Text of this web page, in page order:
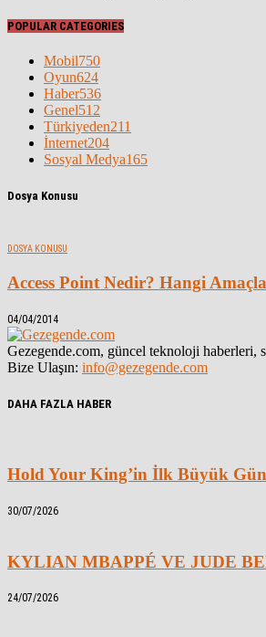
POPULAR CATEGORIES
Mobil750
Oyun624
Haber536
Genel512
Türkiyeden211
İnternet204
Sosyal Medya165
Dosya Konusu
DOSYA KONUSU
Access Point Nedir? Hangi
04/04/2014
Gezegende.com, güncel teknoloji haberleri,
Bize Ulaşın: info@gezegende.com
DAHA FAZLA HABER
Hold Your King’in İlk Büyük
30/07/2026
KYLIAN MBAPPÉ VE JUDE
24/07/2026